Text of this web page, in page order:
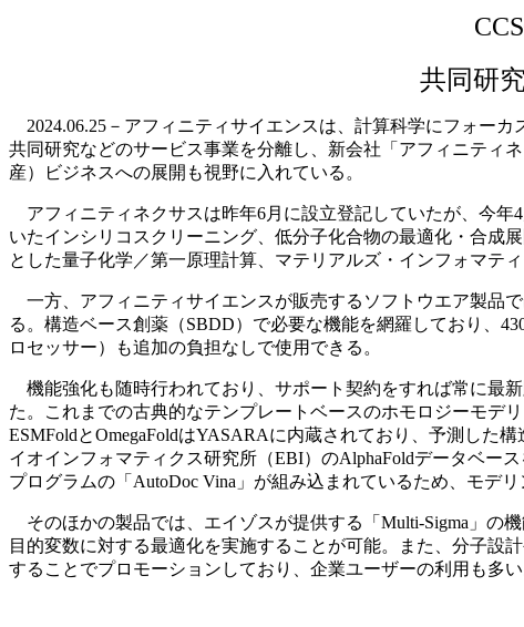
共同研
2024.06.25－アフィニティサイエンスは、計算科学にフォー
共同研究などのサービス事業を分離し、新会社「アフィニティ
産）ビジネスへの展開も視野に入れている。
アフィニティネクサスは昨年6月に設立登記していたが、今年
いたインシリコスクリーニング、低分子化合物の最適化・合成
とした量子化学／第一原理計算、マテリアルズ・インフォマテ
一方、アフィニティサイエンスが販売するソフトウエア製品
る。構造ベース創薬（SBDD）で必要な機能を網羅しており、
ロセッサー）も追加の負担なしで使用できる。
機能強化も随時行われており、サポート契約をすれば常に最
た。これまでの古典的なテンプレートベースのホモロジーモデ
ESMFoldとOmegaFoldはYASARAに内蔵されており、予測した
イオインフォマティクス研究所（EBI）のAlphaFoldデータベー
プログラムの「AutoDoc Vina」が組み込まれているため、モデ
そのほかの製品では、エイゾスが提供する「Multi-Sigma」の
目的変数に対する最適化を実施することが可能。また、分子設
することでプロモーションしており、企業ユーザーの利用も多